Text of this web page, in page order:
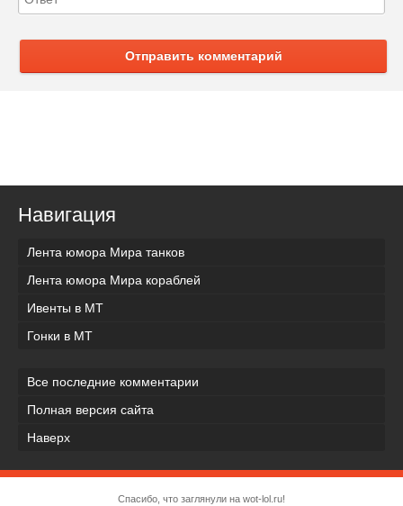
Отправить комментарий
Навигация
Лента юмора Мира танков
Лента юмора Мира кораблей
Ивенты в МТ
Гонки в МТ
Все последние комментарии
Полная версия сайта
Наверх
Спасибо, что заглянули на wot-lol.ru!